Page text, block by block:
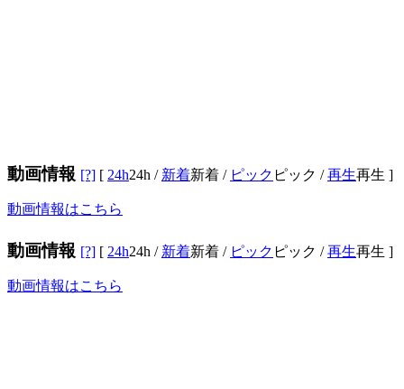
動画情報 [?] [ 24h24h / 新着新着 / ピック ピック /再生再生 ]
動画情報はこちら
動画情報 [?] [ 24h24h / 新着新着 / ピック ピック /再生再生 ]
動画情報はこちら